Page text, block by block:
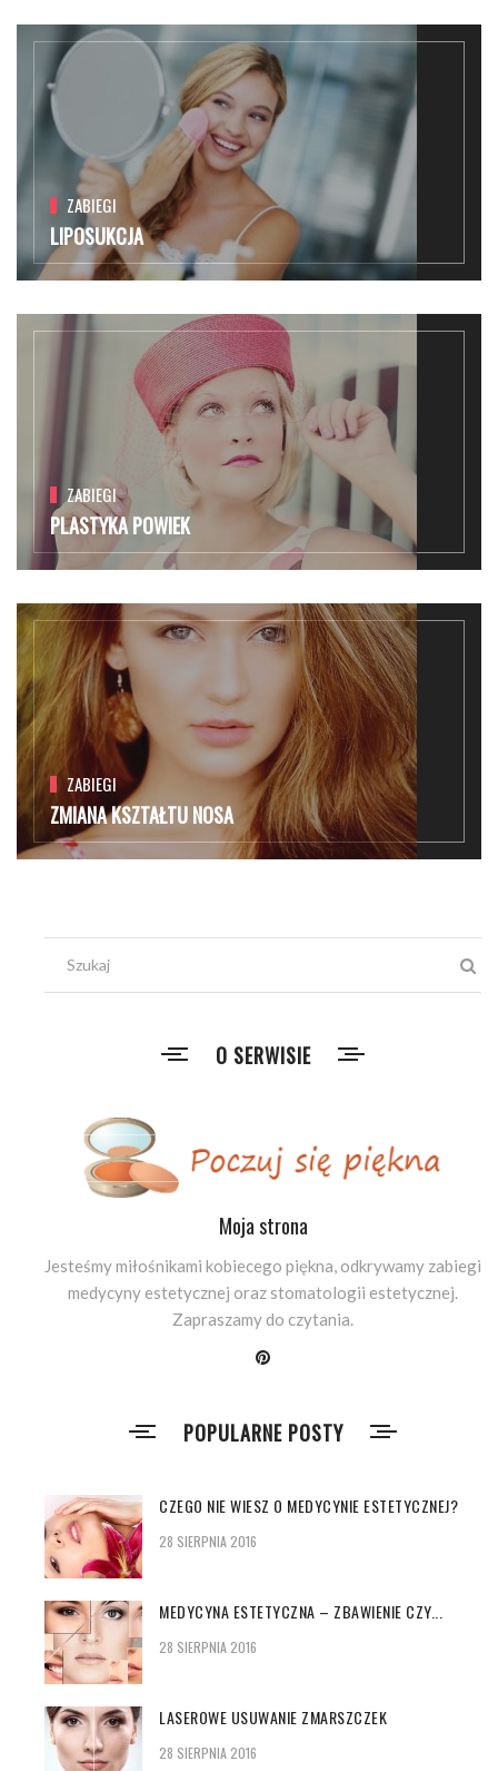
ZABIEGI
LIPOSUKCJA
ZABIEGI
PLASTYKA POWIEK
ZABIEGI
ZMIANA KSZTAŁTU NOSA
O SERWISIE
Moja strona
Jesteśmy miłośnikami kobiecego piękna, odkrywamy zabiegi
medycyny estetycznej oraz stomatologii estetycznej.
Zapraszamy do czytania.
POPULARNE POSTY
CZEGO NIE WIESZ O MEDYCYNIE ESTETYCZNEJ?
28 SIERPNIA 2016
MEDYCYNA ESTETYCZNA – ZBAWIENIE CZY...
28 SIERPNIA 2016
LASEROWE USUWANIE ZMARSZCZEK
28 SIERPNIA 2016